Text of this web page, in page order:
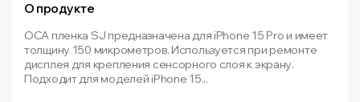
О продукте
OCA пленка SJ предназначена для iPhone 15 Pro и имеет
толщину 150 микрометров. Используется при ремонте
дисплея для крепления сенсорного слоя к экрану.
Подходит для моделей iPhone 15...